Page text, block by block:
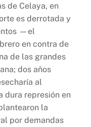
de Celaya, en
es derrotada y
—el
en contra de
de las grandes
dos años
al
dura represión en
la
por demandas